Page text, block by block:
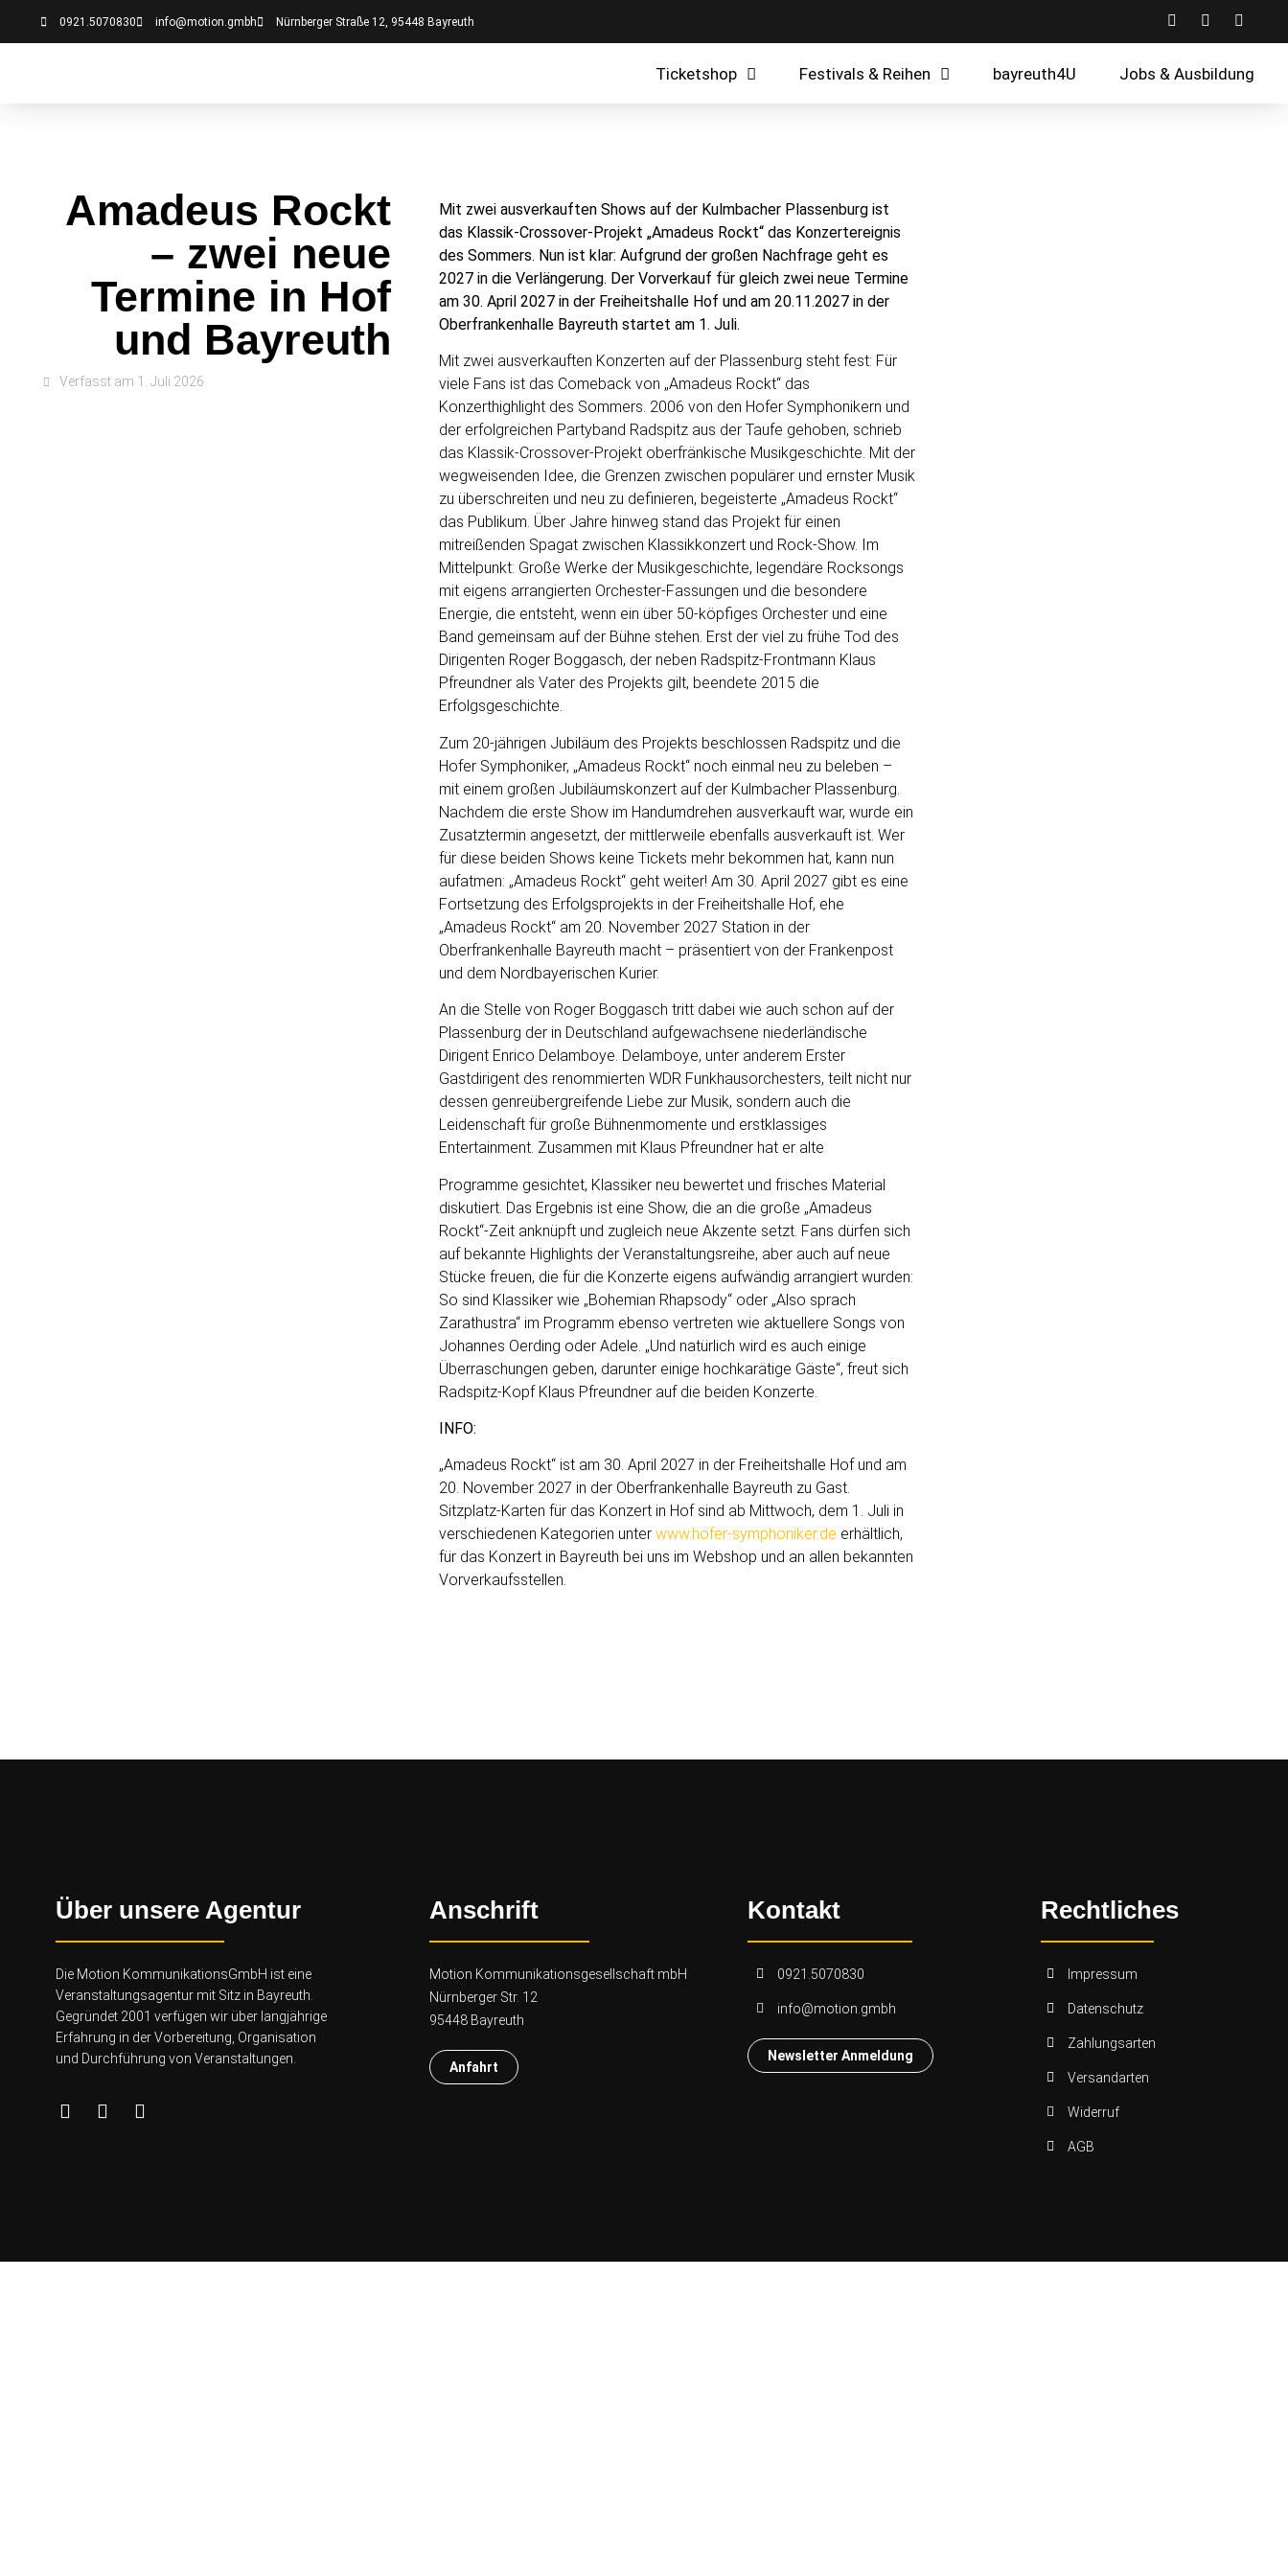
0921.5070830 info@motion.gmbh Nürnberger Straße 12, 95448 Bayreuth
Ticketshop Festivals & Reihen bayreuth4U Jobs & Ausbildung
Amadeus Rockt
– zwei neue
Termine in Hof
und Bayreuth
Verfasst am 1. Juli 2026
Mit zwei ausverkauften Shows auf der Kulmbacher Plassenburg ist
das Klassik-Crossover-Projekt „Amadeus Rockt“ das Konzertereignis
des Sommers. Nun ist klar: Aufgrund der großen Nachfrage geht es
2027 in die Verlängerung. Der Vorverkauf für gleich zwei neue Termine
am 30. April 2027 in der Freiheitshalle Hof und am 20.11.2027 in der
Oberfrankenhalle Bayreuth startet am 1. Juli.
Mit zwei ausverkauften Konzerten auf der Plassenburg steht fest: Für
viele Fans ist das Comeback von „Amadeus Rockt“ das
Konzerthighlight des Sommers. 2006 von den Hofer Symphonikern und
der erfolgreichen Partyband Radspitz aus der Taufe gehoben, schrieb
das Klassik-Crossover-Projekt oberfränkische Musikgeschichte. Mit der
wegweisenden Idee, die Grenzen zwischen populärer und ernster Musik
zu überschreiten und neu zu definieren, begeisterte „Amadeus Rockt“
das Publikum. Über Jahre hinweg stand das Projekt für einen
mitreißenden Spagat zwischen Klassikkonzert und Rock-Show. Im
Mittelpunkt: Große Werke der Musikgeschichte, legendäre Rocksongs
mit eigens arrangierten Orchester-Fassungen und die besondere
Energie, die entsteht, wenn ein über 50-köpfiges Orchester und eine
Band gemeinsam auf der Bühne stehen. Erst der viel zu frühe Tod des
Dirigenten Roger Boggasch, der neben Radspitz-Frontmann Klaus
Pfreundner als Vater des Projekts gilt, beendete 2015 die
Erfolgsgeschichte.
Zum 20-jährigen Jubiläum des Projekts beschlossen Radspitz und die
Hofer Symphoniker, „Amadeus Rockt“ noch einmal neu zu beleben –
mit einem großen Jubiläumskonzert auf der Kulmbacher Plassenburg.
Nachdem die erste Show im Handumdrehen ausverkauft war, wurde ein
Zusatztermin angesetzt, der mittlerweile ebenfalls ausverkauft ist. Wer
für diese beiden Shows keine Tickets mehr bekommen hat, kann nun
aufatmen: „Amadeus Rockt“ geht weiter! Am 30. April 2027 gibt es eine
Fortsetzung des Erfolgsprojekts in der Freiheitshalle Hof, ehe
„Amadeus Rockt“ am 20. November 2027 Station in der
Oberfrankenhalle Bayreuth macht – präsentiert von der Frankenpost
und dem Nordbayerischen Kurier.
An die Stelle von Roger Boggasch tritt dabei wie auch schon auf der
Plassenburg der in Deutschland aufgewachsene niederländische
Dirigent Enrico Delamboye. Delamboye, unter anderem Erster
Gastdirigent des renommierten WDR Funkhausorchesters, teilt nicht nur
dessen genreübergreifende Liebe zur Musik, sondern auch die
Leidenschaft für große Bühnenmomente und erstklassiges
Entertainment. Zusammen mit Klaus Pfreundner hat er alte
Programme gesichtet, Klassiker neu bewertet und frisches Material
diskutiert. Das Ergebnis ist eine Show, die an die große „Amadeus
Rockt“-Zeit anknüpft und zugleich neue Akzente setzt. Fans dürfen sich
auf bekannte Highlights der Veranstaltungsreihe, aber auch auf neue
Stücke freuen, die für die Konzerte eigens aufwändig arrangiert wurden:
So sind Klassiker wie „Bohemian Rhapsody“ oder „Also sprach
Zarathustra“ im Programm ebenso vertreten wie aktuellere Songs von
Johannes Oerding oder Adele. „Und natürlich wird es auch einige
Überraschungen geben, darunter einige hochkarätige Gäste“, freut sich
Radspitz-Kopf Klaus Pfreundner auf die beiden Konzerte.
INFO:
„Amadeus Rockt“ ist am 30. April 2027 in der Freiheitshalle Hof und am
20. November 2027 in der Oberfrankenhalle Bayreuth zu Gast.
Sitzplatz-Karten für das Konzert in Hof sind ab Mittwoch, dem 1. Juli in
verschiedenen Kategorien unter www.hofer-symphoniker.de erhältlich,
für das Konzert in Bayreuth bei uns im Webshop und an allen bekannten
Vorverkaufsstellen.
Über unsere Agentur
Die Motion KommunikationsGmbH ist eine
Veranstaltungsagentur mit Sitz in Bayreuth.
Gegründet 2001 verfügen wir über langjährige
Erfahrung in der Vorbereitung, Organisation
und Durchführung von Veranstaltungen.
Anschrift
Motion Kommunikationsgesellschaft mbH
Nürnberger Str. 12
95448 Bayreuth
Anfahrt
Kontakt
0921.5070830
info@motion.gmbh
Newsletter Anmeldung
Rechtliches
Impressum
Datenschutz
Zahlungsarten
Versandarten
Widerruf
AGB